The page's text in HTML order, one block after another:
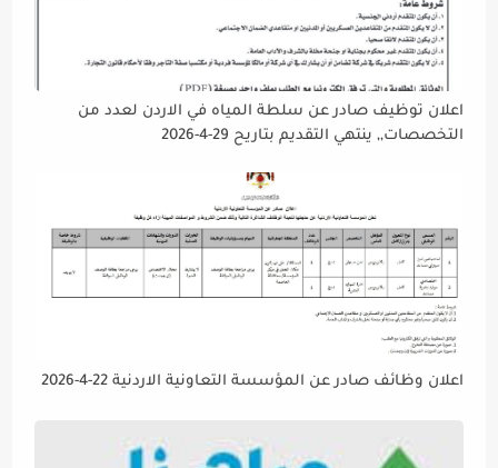
اعلان توظيف صادر عن سلطة المياه في الاردن لعدد من
التخصصات,, ينتهي التقديم بتاريح 29-4-2026
اعلان وظائف صادر عن المؤسسة التعاونية الاردنية 22-4-2026